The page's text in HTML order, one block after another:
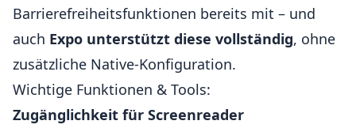
Barrierefreiheitsfunktionen bereits mit – und
auch Expo unterstützt diese vollständig, ohne
zusätzliche Native-Konfiguration.
Wichtige Funktionen & Tools:
Zugänglichkeit für Screenreader